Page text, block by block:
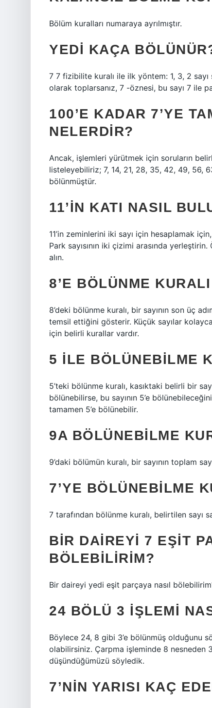
Bölüm kuralları numaraya ayrılmıştır.
YEDI KAÇA
7 7 fizibilite kuralı ile ilk yöntem: 1, 3, 2 sayı
olarak toplarsanız, 7 -öznesi, bu sayı 7 ile
100’E KADAR 7’YE
NELERDIR?
Ancak, işlemleri yürütmek için soruların
listeleyebiliriz; 7, 14, 21, 28, 35, 42, 49, 56,
bölünmüştür.
11’IN KATI NASIL
11’in zeminlerini iki sayı için hesaplamak
Park sayısının iki çizimi arasında yerleştirin.
alın.
8’E BÖLÜNME
8’deki bölünme kuralı, bir sayının son üç
temsil ettiğini gösterir. Küçük sayılar
için belirli kurallar vardır.
5 ILE BÖLÜNEBILME
5’teki bölünme kuralı, kasıktaki belirli bir
bölünebilirse, bu sayının 5’e
tamamen 5’e bölünebilir.
9A BÖLÜNEBILME
9’daki bölümün kuralı, bir sayının toplam
7’YE BÖLÜNEBILME
7 tarafından bölünme kuralı, belirtilen sayı
BIR DAIREYI 7 EŞIT
BÖLEBILIRIM?
Bir daireyi yedi eşit parçaya nasıl
24 BÖLÜ 3 IŞLEMI
Böylece 24, 8 gibi 3’e bölünmüş olduğunu
olabilirsiniz. Çarpma işleminde 8 nesneden
düşündüğümüzü söyledik.
7’NIN YARISI KAÇ